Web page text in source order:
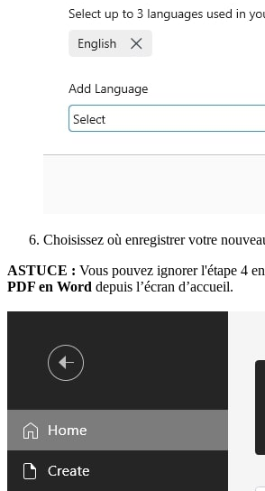
Choisissez où enregistrer votre
ASTUCE : Vous pouvez ignorer l'étape 4
PDF en Word depuis l’écran d’accueil.